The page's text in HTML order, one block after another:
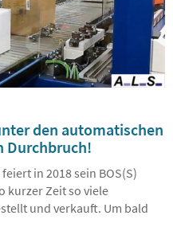
den automatischen
Durchbruch!
in 2018 sein BOS(S)
kurzer Zeit so viele
und verkauft. Um bald